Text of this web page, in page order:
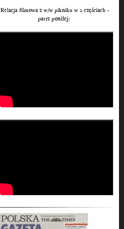
Relacja filmowa z w/w pikniku w 2 częściach -
patrz poniżej: